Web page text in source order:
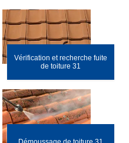
Vérification et recherche fuite
de toiture 31